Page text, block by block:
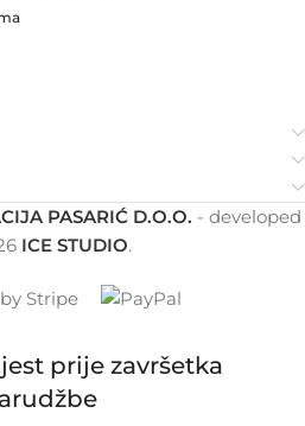
PASARIĆ D.O.O. - developed
ICE STUDIO.
prije završetka